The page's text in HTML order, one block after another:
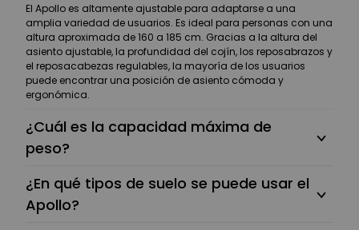
El Apollo es altamente ajustable para adaptarse a una
amplia variedad de usuarios. Es ideal para personas con una
altura aproximada de 160 a 185 cm. Gracias a la altura del
asiento ajustable, la profundidad del cojín, los reposabrazos y
el reposacabezas regulables, la mayoría de los usuarios
puede encontrar una posición de asiento cómoda y
ergonómica.
¿Cuál es la capacidad máxima de
peso?
¿En qué tipos de suelo se puede usar el
Apollo?